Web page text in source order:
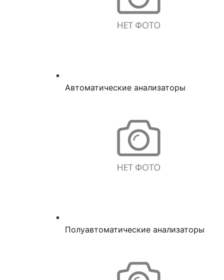
Автоматические анализаторы
Полуавтоматические анализаторы